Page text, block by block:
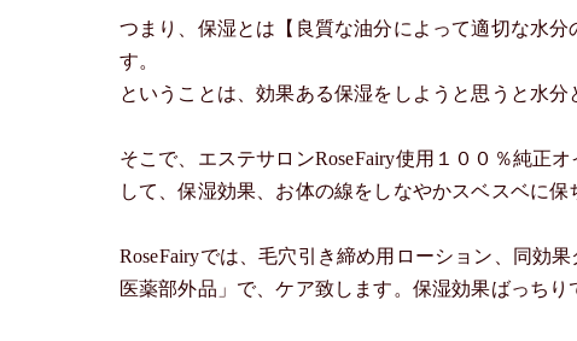
つまり、保湿とは【良質な油分によって適切な水
す。
ということは、効果ある保湿をしようと思うと水分
そこで、エステサロンRoseFairy使用１００％純正
して、保湿効果、お体の線をしなやかスベスベに保
RoseFairyでは、毛穴引き締め用ローション、同効
医薬部外品」で、ケア致します。保湿効果ばっちり